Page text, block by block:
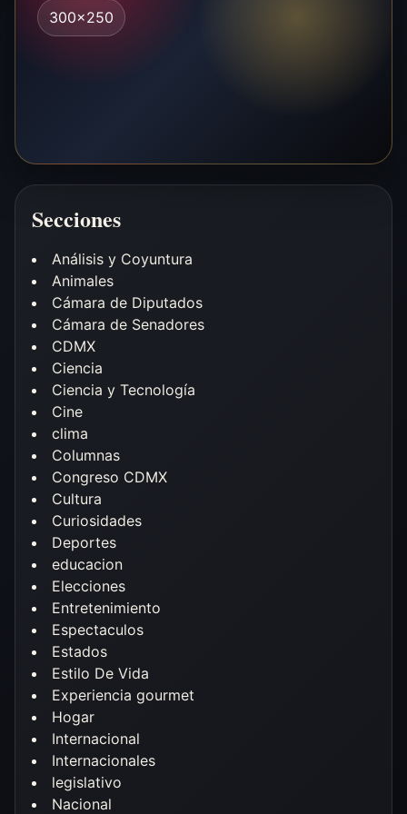
300x250
Secciones
Análisis y Coyuntura
Animales
Cámara de Diputados
Cámara de Senadores
CDMX
Ciencia
Ciencia y Tecnología
Cine
clima
Columnas
Congreso CDMX
Cultura
Curiosidades
Deportes
educacion
Elecciones
Entretenimiento
Espectaculos
Estados
Estilo De Vida
Experiencia gourmet
Hogar
Internacional
Internacionales
legislativo
Nacional